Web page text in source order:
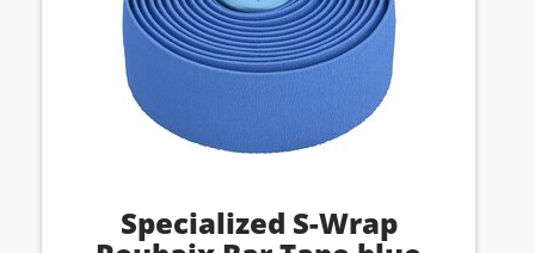
Specialized S-Wrap